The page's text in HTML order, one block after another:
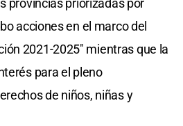
acciones en el marco del
2021-2025" mientras que la
para el pleno
de niños, niñas y